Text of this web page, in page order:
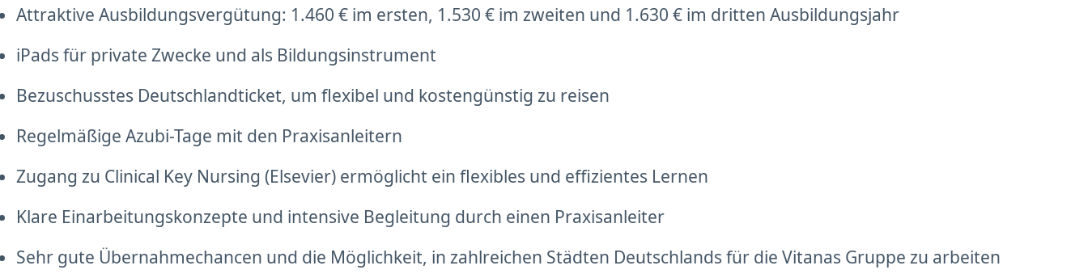
Attraktive Ausbildungsvergütung: 1.460 € im ersten, 1.530 € im zweiten und 1.630 € im dritten Ausbildungsjahr
iPads für private Zwecke und als Bildungsinstrument
Bezuschusstes Deutschlandticket, um flexibel und kostengünstig zu reisen
Regelmäßige Azubi-Tage mit den Praxisanleitern
Zugang zu Clinical Key Nursing (Elsevier) ermöglicht ein flexibles und effizientes Lernen
Klare Einarbeitungskonzepte und intensive Begleitung durch einen Praxisanleiter
Sehr gute Übernahmechancen und die Möglichkeit, in zahlreichen Städten Deutschlands für die Vitanas Gruppe zu arbeiten